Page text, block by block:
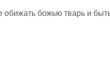
обижать божью тварь и